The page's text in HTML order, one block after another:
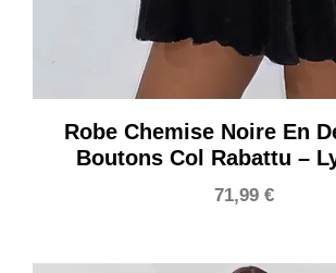
Robe Chemise Noire En
Boutons Col Rabattu –
71,99 €